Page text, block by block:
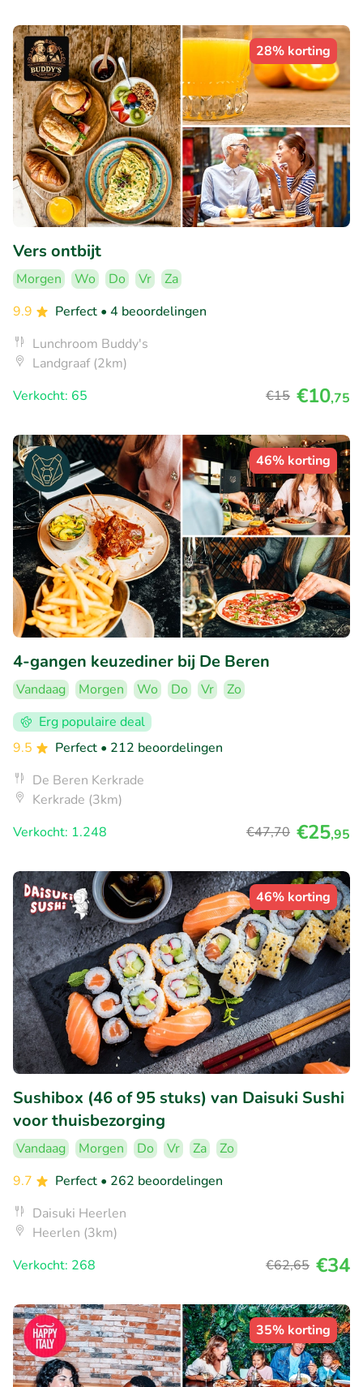
28% korting
Vers ontbijt
Morgen Wo Do Vr
Za
9.9
Perfect • 4 beoordelingen
Lunchroom Buddy's
Landgraaf (2km)
Verkocht: 65
€15 €10,75
46% korting
4-gangen keuzediner bij De Beren
Vandaag Morgen Wo Do Vr
Zo
Erg populaire deal
9.5
Perfect • 212 beoordelingen
De Beren Kerkrade
Kerkrade (3km)
Verkocht: 1.248
€47,70 €25,95
46% korting
Sushibox (46 of 95 stuks) van Daisuki Sushi
voor thuisbezorging
Vandaag Morgen Do Vr Za
Zo
9.7
Perfect • 262 beoordelingen
Daisuki Heerlen
Heerlen (3km)
Verkocht: 268
€62,65 €34
35% korting